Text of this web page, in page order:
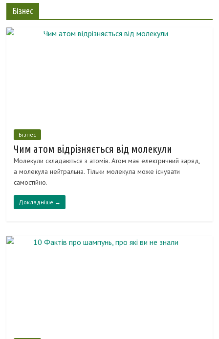
Бізнес
Бізнес
Чим атом відрізняється від молекули
Молекули складаються з атомів. Атом має електричний заряд,
а молекула нейтральна. Тільки молекула може існувати
самостійно.
Докладніше →